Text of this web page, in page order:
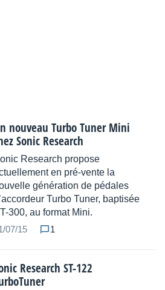
nouveau Turbo Tuner Mini
Sonic Research
Research propose
en pré-vente la
génération de pédales
Turbo Tuner, baptisée
300, au format Mini.
07/15
1
Research ST-122